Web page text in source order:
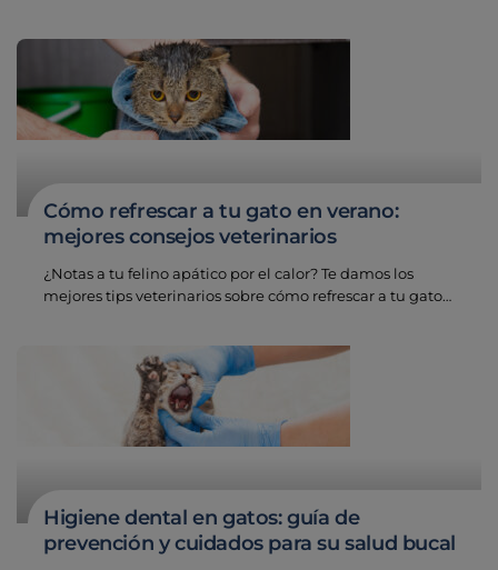
Cómo refrescar a tu gato en verano:
mejores consejos veterinarios
¿Notas a tu felino apático por el calor? Te damos los
mejores tips veterinarios sobre cómo refrescar a tu gato…
Higiene dental en gatos: guía de
prevención y cuidados para su salud bucal